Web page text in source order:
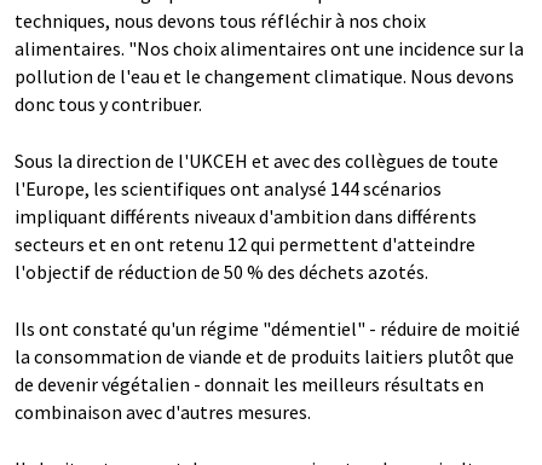
techniques, nous devons tous réfléchir à nos choix
alimentaires. "Nos choix alimentaires ont une incidence sur la
pollution de l'eau et le changement climatique. Nous devons
donc tous y contribuer.
Sous la direction de l'UKCEH et avec des collègues de toute
l'Europe, les scientifiques ont analysé 144 scénarios
impliquant différents niveaux d'ambition dans différents
secteurs et en ont retenu 12 qui permettent d'atteindre
l'objectif de réduction de 50 % des déchets azotés.
Ils ont constaté qu'un régime "démentiel" - réduire de moitié
la consommation de viande et de produits laitiers plutôt que
de devenir végétalien - donnait les meilleurs résultats en
combinaison avec d'autres mesures.